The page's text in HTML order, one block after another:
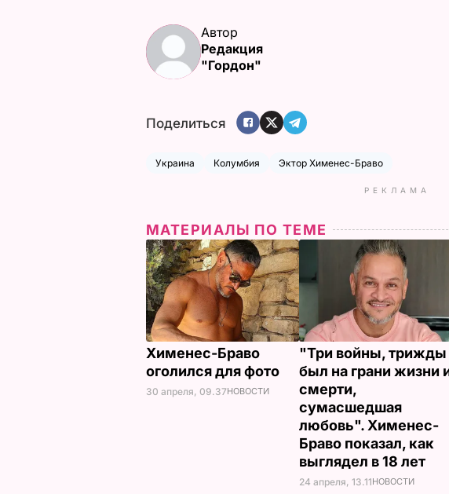
Автор
Редакция
МАТЕРИАЛЫ ПО ТЕМЕ
Хименес-Браво
оголился для фото
"Три войны, трижды
был на грани жизни и
смерти,
сумасшедшая
любовь". Хименес-
Браво показал, как
выглядел в 18 лет